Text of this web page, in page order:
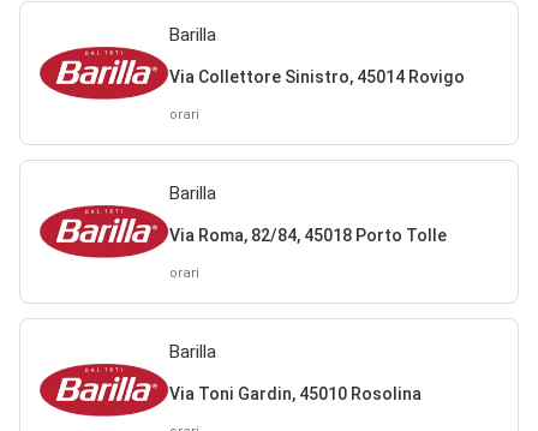
Barilla
Via Collettore Sinistro, 45014 Rovigo
orari
Barilla
Via Roma, 82/84, 45018 Porto Tolle
orari
Barilla
Via Toni Gardin, 45010 Rosolina